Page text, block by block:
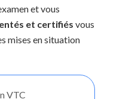
et vous
et certifiés vous
mises en situation
VTC